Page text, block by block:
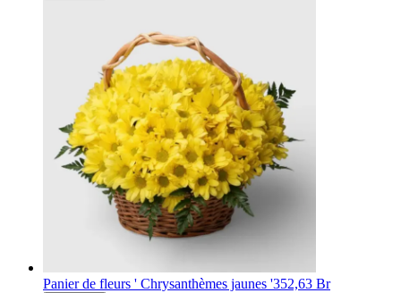
Panier de fleurs ' Chrysanthèmes jaunes '352,63 Br